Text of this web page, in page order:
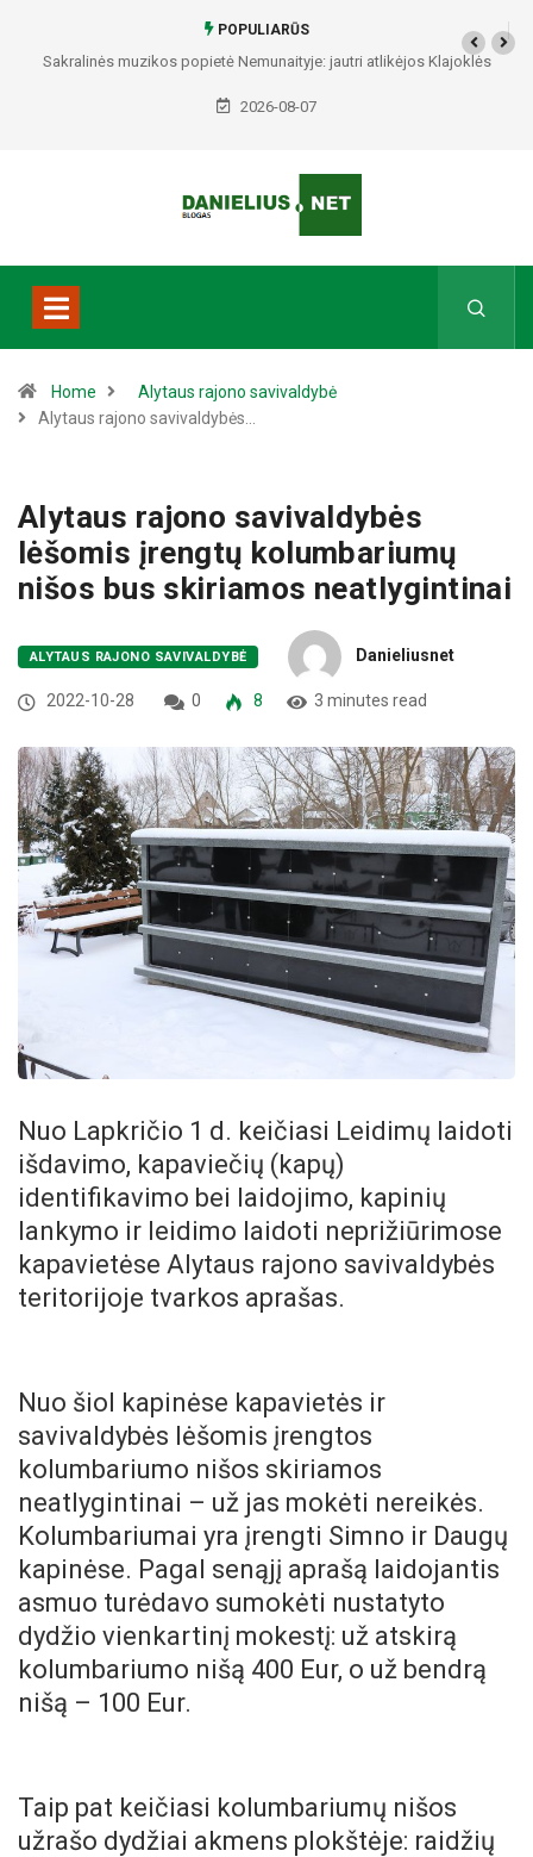
POPULIARŪS
Sakralinės muzikos popietė Nemunaityje: jautri atlikėjos Klajoklės
programa skambės istorinėje bažnyčioje
2026-08-07
Home
Alytaus rajono savivaldybė
Alytaus rajono savivaldybės…
Alytaus rajono savivaldybės
lėšomis įrengtų kolumbariumų
nišos bus skiriamos neatlygintinai
ALYTAUS RAJONO SAVIVALDYBĖ Danieliusnet
2022-10-28 0 8 3 minutes read
Nuo Lapkričio 1 d. keičiasi Leidimų laidoti
išdavimo, kapaviečių (kapų)
identifikavimo bei laidojimo, kapinių
lankymo ir leidimo laidoti neprižiūrimose
kapavietėse Alytaus rajono savivaldybės
teritorijoje tvarkos aprašas.
Nuo šiol kapinėse kapavietės ir
savivaldybės lėšomis įrengtos
kolumbariumo nišos skiriamos
neatlygintinai – už jas mokėti nereikės.
Kolumbariumai yra įrengti Simno ir Daugų
kapinėse. Pagal senąjį aprašą laidojantis
asmuo turėdavo sumokėti nustatyto
dydžio vienkartinį mokestį: už atskirą
kolumbariumo nišą 400 Eur, o už bendrą
nišą – 100 Eur.
Taip pat keičiasi kolumbariumų nišos
užrašo dydžiai akmens plokštėje: raidžių